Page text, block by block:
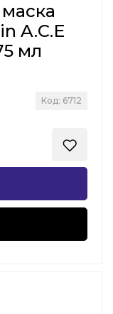
A.C.E
мл
Код: 6712